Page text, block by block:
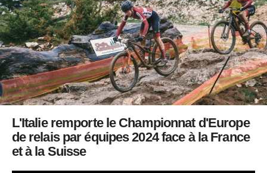
L'Italie remporte le Championnat d'Europe
de relais par équipes 2024 face à la France
et à la Suisse